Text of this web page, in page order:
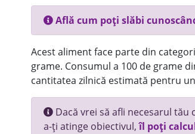
Află cum poți slăbi
Acest aliment face parte din
grame. Consumul a 100 de grame
cantitatea zilnică estimată pentru
Dacă vrei să afli necesarul
a-ți atinge obiectivul,îl poți